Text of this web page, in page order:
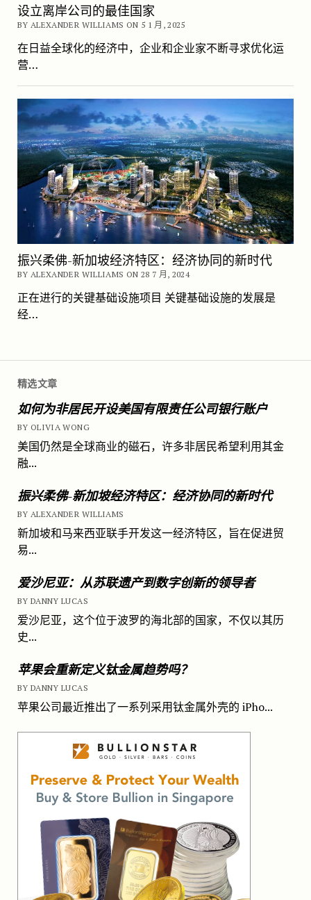
精选文章
如何为非居民开设美国有限责任公司银行账户
BY OLIVIA WONG
美国仍然是全球商业的磁石，许多非居民希望利用其金
融...
振兴柔佛-新加坡经济特区：经济协同的新时代
BY ALEXANDER WILLIAMS
新加坡和马来西亚联手开发这一经济特区，旨在促进贸
易...
爱沙尼亚：从苏联遗产到数字创新的领导者
BY DANNY LUCAS
爱沙尼亚，这个位于波罗的海北部的国家，不仅以其历
史...
苹果会重新定义钛金属趋势吗？
BY DANNY LUCAS
苹果公司最近推出了一系列采用钛金属外壳的 iPho...
设立离岸公司的最佳国家
BY ALEXANDER WILLIAMS ON 5 1 月, 2025
在日益全球化的经济中，企业和企业家不断寻求优化运
营…
振兴柔佛-新加坡经济特区：经济协同的新时代
BY ALEXANDER WILLIAMS ON 28 7 月, 2024
正在进行的关键基础设施项目 关键基础设施的发展是
经…